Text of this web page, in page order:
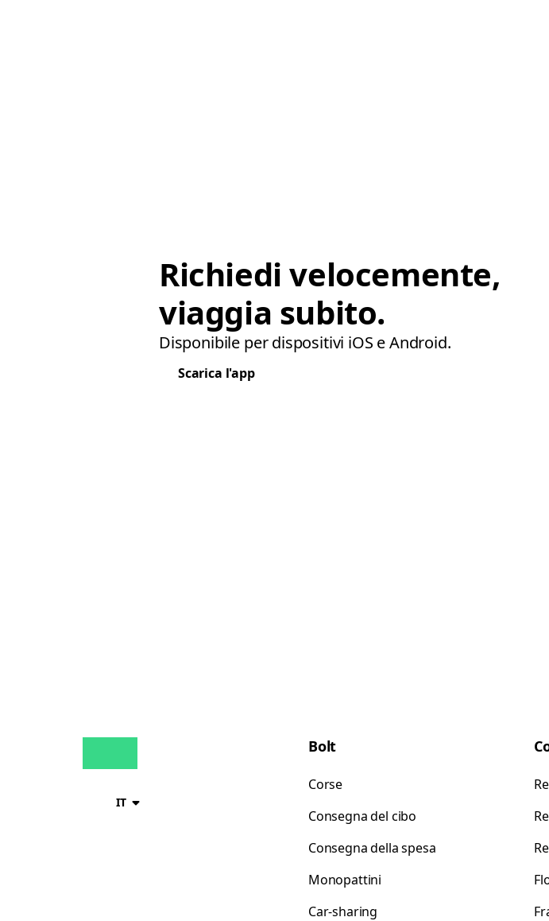
Richiedi velocemente,
viaggia subito.
Disponibile per dispositivi iOS e Android.
Scarica l'app
IT
Bolt
Corse
Consegna del cibo
Consegna della spesa
Monopattini
Car-sharing